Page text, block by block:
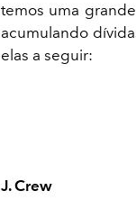
temos uma
acumulando
elas a seguir:
J. Crew